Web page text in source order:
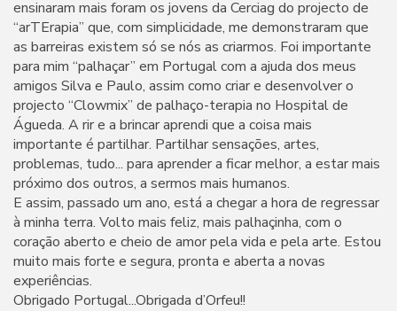
ensinaram mais foram os jovens da Cerciag do projecto de
“arTErapia” que, com simplicidade, me demonstraram que
as barreiras existem só se nós as criarmos. Foi importante
para mim “palhaçar” em Portugal com a ajuda dos meus
amigos Silva e Paulo, assim como criar e desenvolver o
projecto “Clowmix” de palhaço-terapia no Hospital de
Águeda. A rir e a brincar aprendi que a coisa mais
importante é partilhar. Partilhar sensações, artes,
problemas, tudo... para aprender a ficar melhor, a estar mais
próximo dos outros, a sermos mais humanos.
E assim, passado um ano, está a chegar a hora de regressar
à minha terra. Volto mais feliz, mais palhaçinha, com o
coração aberto e cheio de amor pela vida e pela arte. Estou
muito mais forte e segura, pronta e aberta a novas
experiências.
Obrigado Portugal...Obrigada d’Orfeu!!